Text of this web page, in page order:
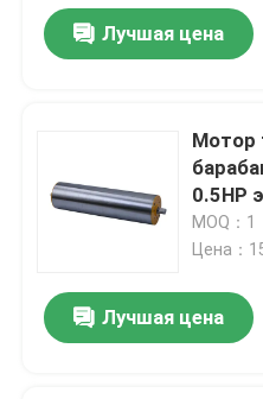
Лучшая цена
Мотор
0.5HP
MOQ：1
Цена：
Лучшая цена